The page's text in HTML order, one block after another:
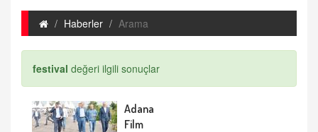
Haberler Arama
festival değeri ilgili sonuçlar
Adana
Film